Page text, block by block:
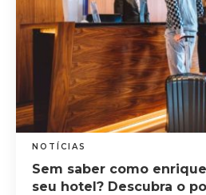
NOTÍCIAS
Sem saber como
seu hotel? Descubra o